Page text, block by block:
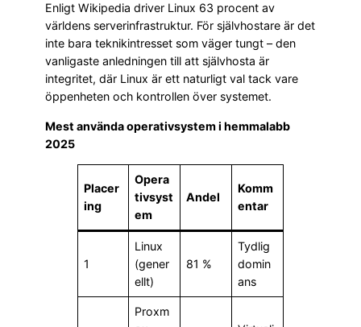
Enligt Wikipedia driver Linux 63 procent av
världens serverinfrastruktur. För självhostare är det
inte bara teknikintresset som väger tungt – den
vanligaste anledningen till att självhosta är
integritet, där Linux är ett naturligt val tack vare
öppenheten och kontrollen över systemet.
Mest använda operativsystem i hemmalabb
2025
Placer
ing
Opera
tivsyst
em
Andel
Komm
entar
1
Linux
(gener
ellt)
81 %
Tydlig
domin
ans
Proxm